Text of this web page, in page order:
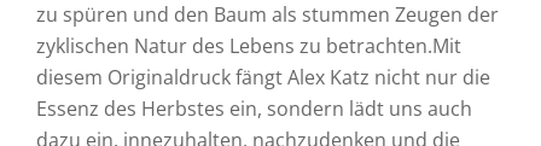
zu spüren und den Baum als stummen Zeugen der
zyklischen Natur des Lebens zu betrachten.Mit
diesem Originaldruck fängt Alex Katz nicht nur die
Essenz des Herbstes ein, sondern lädt uns auch
dazu ein, innezuhalten, nachzudenken und die